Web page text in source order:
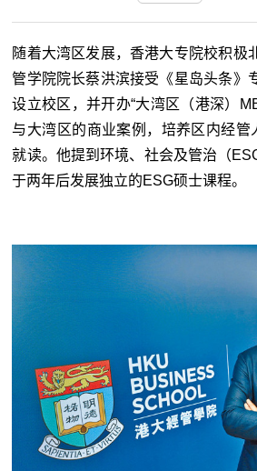
随着大湾区发展，香港大专院校积极
管学院院长蔡洪滨接受《星岛头条》
设立校区，并开办“大湾区（港深）
与大湾区的商业案例，培养区内经管
就读。他提到环境、社会及管治（
于两年后发展独立的ESG硕士课程。